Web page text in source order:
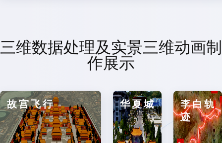
三维数据处理及实景三维动画制
作展示
故宫飞行 华夏城
李白轨
迹